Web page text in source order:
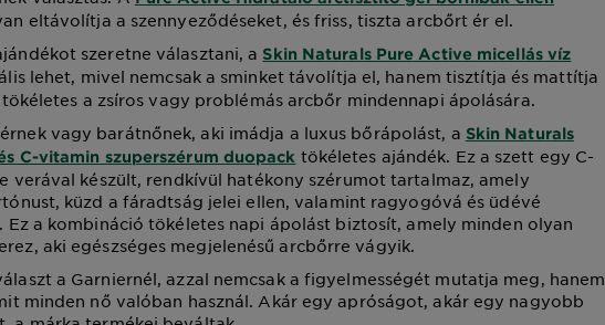
eltávolítja a szennyeződéseket, és friss, tiszta arcbőrt ér el.
szeretne választani, a Skin Naturals Pure Active micellás víz
lehet, mivel nemcsak a sminket távolítja el, hanem tisztítja és mattítja
a zsíros vagy problémás arcbőr mindennapi ápolására.
vagy barátnőnek, aki imádja a luxus bőrápolást, a Skin Naturals
C-vitamin szuperszérum duopack tökéletes ajándék. Ez a szett egy C-
verával készült, rendkívül hatékony szérumot tartalmaz, amely
küzd a fáradtság jelei ellen, valamint ragyogóvá és üdévé
Ez a kombináció tökéletes napi ápolást biztosít, amely minden olyan
aki egészséges megjelenésű arcbőrre vágyik.
a Garniernél, azzal nemcsak a figyelmességét mutatja meg, hanem
minden nő valóban használ. Akár egy apróságot, akár egy nagyobb